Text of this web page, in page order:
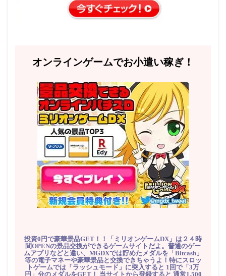
オンラインゲームでお小遣い稼ぎ！
投資0円で豪華景品GET！！「ミリオンゲームDX」は２４時
間OPENの景品交換ができるゲームサイトだよ。普通のゲー
ムアプリなどと違い、MGDXでは貯めたメダルを「Bitcash」
等の電子マネーや豪華景品と交換できちゃうよ！特にスロッ
トゲームでは「ラッシュモード」に突入すると 1回で「3万
円」分のメダルをGET！ 当サイトから登録すると 通常1,500